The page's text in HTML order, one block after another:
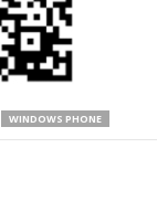
WINDOWS PHONE